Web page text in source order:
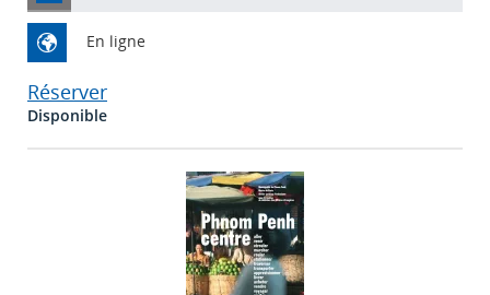
En ligne
Réserver
Disponible